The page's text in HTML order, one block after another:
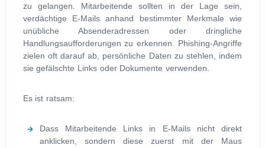
zu gelangen. Mitarbeitende sollten in der Lage sein,
verdächtige E-Mails anhand bestimmter Merkmale wie
unübliche Absenderadressen oder dringliche
Handlungsaufforderungen zu erkennen. Phishing-Angriffe
zielen oft darauf ab, persönliche Daten zu stehlen, indem
sie gefälschte Links oder Dokumente verwenden.
Es ist ratsam:
Dass Mitarbeitende Links in E-Mails nicht direkt
anklicken, sondern diese zuerst mit der Maus